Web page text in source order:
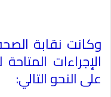
وكانت نقابة
الإجراءات
على النحو التالي: